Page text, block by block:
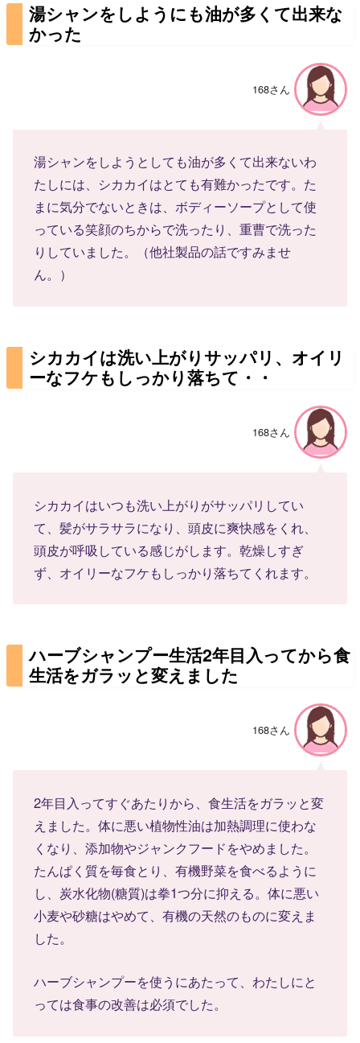
湯シャンをしようにも油が多くて出来な
かった
168さん
湯シャンをしようとしても油が多くて出来ないわ
たしには、シカカイはとても有難かったです。た
まに気分でないときは、ボディーソープとして使
っている笑顔のちからで洗ったり、重曹で洗った
りしていました。（他社製品の話ですみませ
ん。）
シカカイは洗い上がりサッパリ、オイリ
ーなフケもしっかり落ちて・・
168さん
シカカイはいつも洗い上がりがサッパリしてい
て、髪がサラサラになり、頭皮に爽快感をくれ、
頭皮が呼吸している感じがします。乾燥しすぎ
ず、オイリーなフケもしっかり落ちてくれます。
ハーブシャンプー生活2年目入ってから食
生活をガラッと変えました
168さん
2年目入ってすぐあたりから、食生活をガラッと変
えました。体に悪い植物性油は加熱調理に使わな
くなり、添加物やジャンクフードをやめました。
たんぱく質を毎食とり、有機野菜を食べるように
し、炭水化物(糖質)は拳1つ分に抑える。体に悪い
小麦や砂糖はやめて、有機の天然のものに変えま
した。
ハーブシャンプーを使うにあたって、わたしにと
っては食事の改善は必須でした。